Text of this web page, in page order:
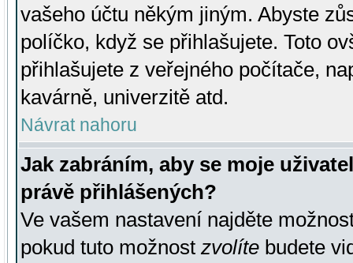
vašeho účtu někým jiným. Abyste
políčko, když se přihlašujete. Toto
přihlašujete z veřejného počítače,
kavárně, univerzitě atd.
Návrat nahoru
Jak zabráním, aby se moje
právě přihlášených?
Ve vašem nastavení najděte
pokud tuto možnost zvolíte budete